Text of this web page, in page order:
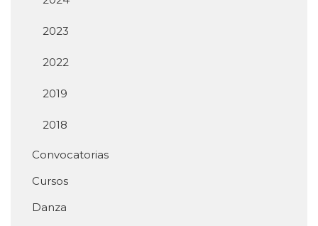
2023
2022
2019
2018
Convocatorias
Cursos
Danza